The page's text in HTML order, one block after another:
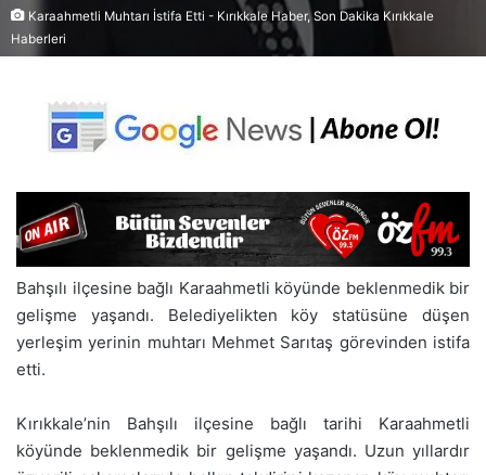
Karaahmetli Muhtarı İstifa Etti - Kırıkkale Haber, Son Dakika Kırıkkale
Haberleri
Bahşılı ilçesine bağlı Karaahmetli köyünde beklenmedik bir
gelişme yaşandı. Belediyelikten köy statüsüne düşen
yerleşim yerinin muhtarı Mehmet Sarıtaş görevinden istifa
etti.
Kırıkkale’nin Bahşılı ilçesine bağlı tarihi Karaahmetli
köyünde beklenmedik bir gelişme yaşandı. Uzun yıllardır